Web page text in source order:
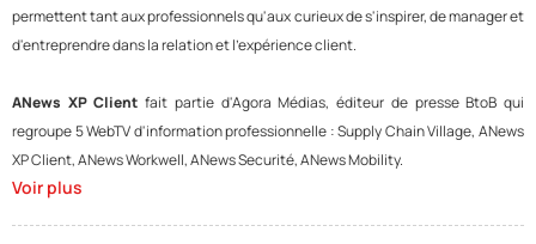
permettent tant aux professionnels qu'aux curieux de s'inspirer, de manager et
d'entreprendre dans la relation et l'expérience client.
ANews XP Client fait partie d'Agora Médias, éditeur de presse BtoB qui
regroupe 5 WebTV d'information professionnelle : Supply Chain Village, ANews
XP Client, ANews Workwell, ANews Securité, ANews Mobility.
Voir plus